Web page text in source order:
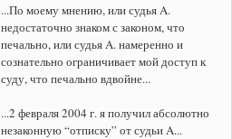
...По моему мнению, или судья A.
недостаточно знаком с законом, что
печально, или судья A. намеренно и
сознательно ограничивает мой доступ к
суду, что печально вдвойне...
...2 февраля 2004 г. я получил абсолютно
незаконную “отписку” от судьи A...